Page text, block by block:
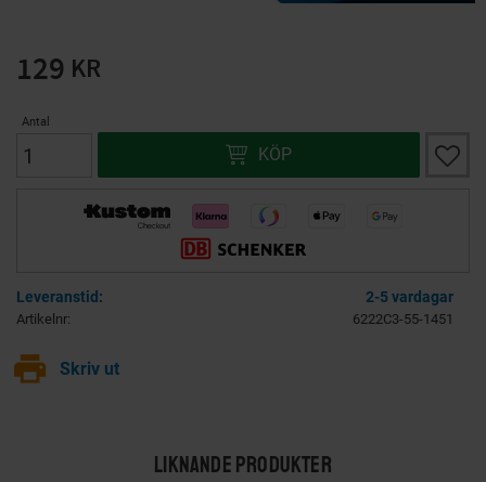
129 KR
Antal
KÖP Lägg
2-5 vardagar
Artikelnr 6222C3-55-1451
print Skriv ut
LIKNANDE PRODUKTER